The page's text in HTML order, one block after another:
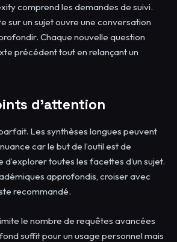
comprend les demandes de suivi.
sur un sujet ouvre une conversation
Chaque nouvelle question
précédent tout en relançant un
d’attention
Les synthèses longues peuvent
car le but de l’outil est de
toutes les facettes d’un sujet.
approfondis, croiser avec
recommandé.
le nombre de requêtes avancées
suffit pour un usage personnel mais